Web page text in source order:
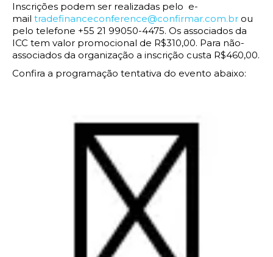
Inscrições podem ser realizadas pelo e-
mail tradefinanceconference@confirmar.com.br ou
pelo telefone +55 21 99050-4475. Os associados da
ICC tem valor promocional de R$310,00. Para não-
associados da organização a inscrição custa R$460,00.
Confira a programação tentativa do evento abaixo: